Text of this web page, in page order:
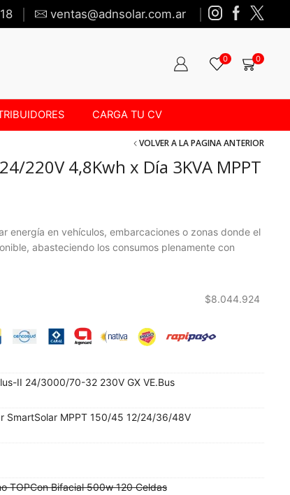
ventas@adnsolar.com.ar
0 0
CARGA TU CV
VOLVER A LA PAGINA ANTERIOR
220V 4,8Kwh x Día 3KVA MPPT
energía en vehículos, embarcaciones o zonas donde el
abasteciendo los consumos plenamente con
$8.044.924
II 24/3000/70-32 230V GX VE.Bus
SmartSolar MPPT 150/45 12/24/36/48V
TOPCon Bifacial 500w 120 Celdas